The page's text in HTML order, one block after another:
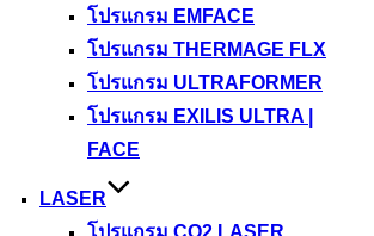
โปรแกรม EMFACE
โปรแกรม THERMAGE FLX
โปรแกรม ULTRAFORMER
โปรแกรม EXILIS ULTRA |
FACE
LASER